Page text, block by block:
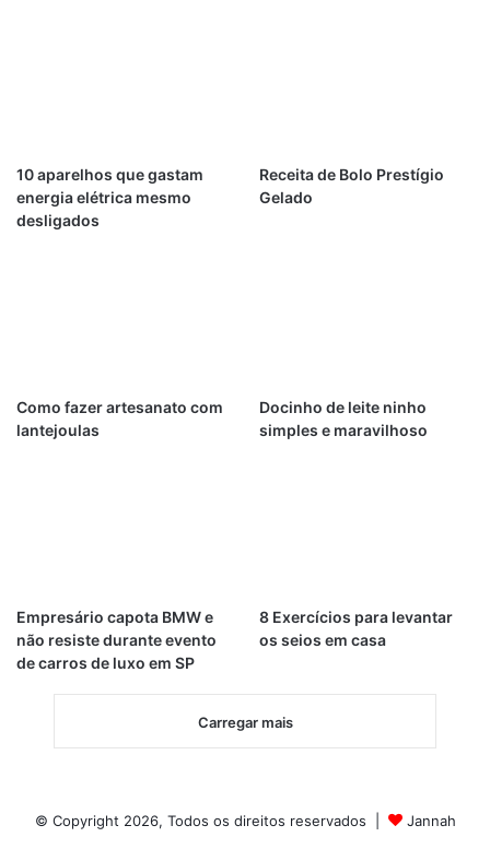
10 aparelhos que gastam
energia elétrica mesmo
desligados
Receita de Bolo Prestígio
Gelado
Como fazer artesanato com
lantejoulas
Docinho de leite ninho
simples e maravilhoso
Empresário capota BMW e
não resiste durante evento
de carros de luxo em SP
8 Exercícios para levantar
os seios em casa
Carregar mais
© Copyright 2026, Todos os direitos reservados |
Jannah